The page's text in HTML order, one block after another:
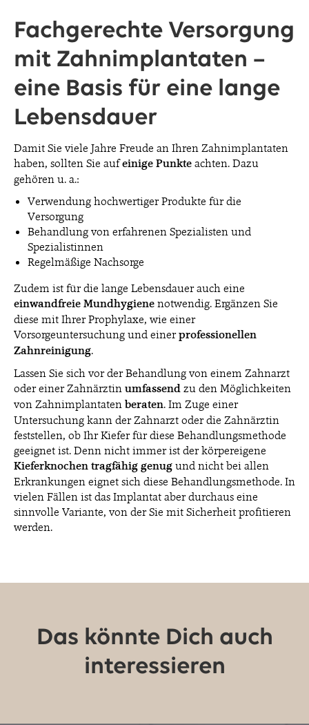
Fachgerechte Versorgung
mit Zahnimplantaten –
eine Basis für eine lange
Lebensdauer
Damit Sie viele Jahre Freude an Ihren Zahnimplantaten
haben, sollten Sie aufeinige Punkte achten. Dazu
gehören u. a.:
Verwendung hochwertiger Produkte für die
Versorgung
Behandlung von erfahrenen Spezialisten und
Spezialistinnen
Regelmäßige Nachsorge
Zudem ist für die lange Lebensdauer auch eine
einwandfreie Mundhygiene notwendig. Ergänzen Sie
diese mit Ihrer Prophylaxe, wie einer
Vorsorgeuntersuchung und einerprofessionellen
Zahnreinigung.
Lassen Sie sich vor der Behandlung von einem Zahnarzt
oder einer Zahnärztin umfassend zu den Möglichkeiten
von Zahnimplantaten beraten. Im Zuge einer
Untersuchung kann der Zahnarzt oder die Zahnärztin
feststellen, ob Ihr Kiefer für diese Behandlungsmethode
geeignet ist. Denn nicht immer ist der körpereigene
Kieferknochen tragfähig genug und nicht bei allen
Erkrankungen eignet sich diese Behandlungsmethode. In
vielen Fällen ist das Implantat aber durchaus eine
sinnvolle Variante, von der Sie mit Sicherheit profitieren
werden.
Das könnte Dich auch
interessieren